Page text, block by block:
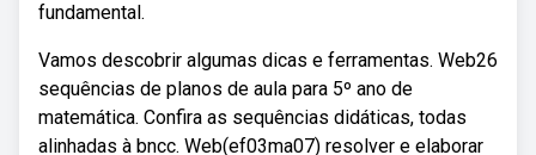
fundamental.
Vamos descobrir algumas dicas e ferramentas. Web26
sequências de planos de aula para 5º ano de
matemática. Confira as sequências didáticas, todas
alinhadas à bncc. Web(ef03ma07) resolver e elaborar